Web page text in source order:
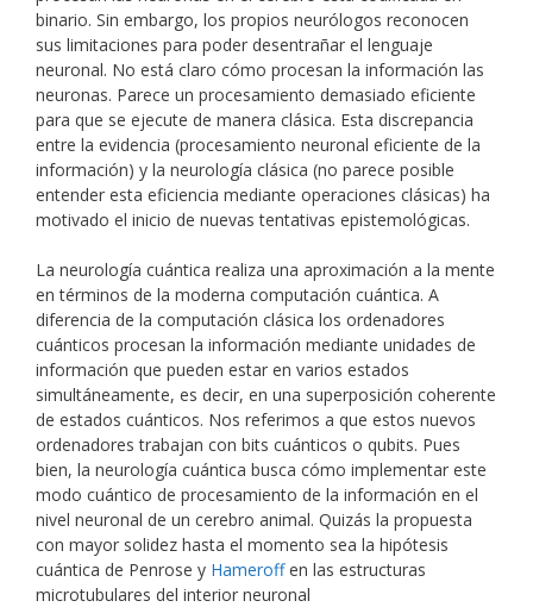
binario. Sin embargo, los propios neurólogos reconocen
sus limitaciones para poder desentrañar el lenguaje
neuronal. No está claro cómo procesan la información las
neuronas. Parece un procesamiento demasiado eficiente
para que se ejecute de manera clásica. Esta discrepancia
entre la evidencia (procesamiento neuronal eficiente de la
información) y la neurología clásica (no parece posible
entender esta eficiencia mediante operaciones clásicas) ha
motivado el inicio de nuevas tentativas epistemológicas.
La neurología cuántica realiza una aproximación a la mente
en términos de la moderna computación cuántica. A
diferencia de la computación clásica los ordenadores
cuánticos procesan la información mediante unidades de
información que pueden estar en varios estados
simultáneamente, es decir, en una superposición coherente
de estados cuánticos. Nos referimos a que estos nuevos
ordenadores trabajan con bits cuánticos o qubits. Pues
bien, la neurología cuántica busca cómo implementar este
modo cuántico de procesamiento de la información en el
nivel neuronal de un cerebro animal. Quizás la propuesta
con mayor solidez hasta el momento sea la hipótesis
cuántica de Penrose y Hameroffen las estructuras
microtubulares del interior neuronal